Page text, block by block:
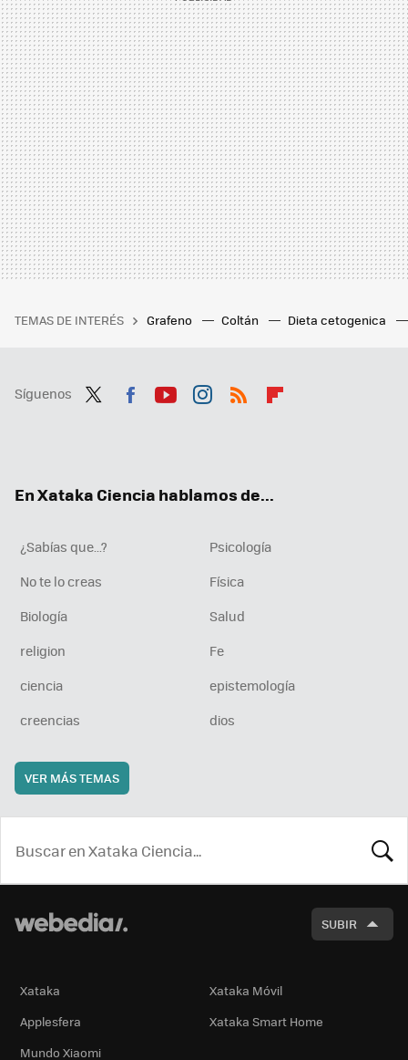
TEMAS DE INTERÉS Grafeno Coltán Dieta cetogenica
Síguenos
En Xataka Ciencia hablamos de...
¿Sabías que...?
Psicología
No te lo creas
Física
Biología
Salud
religion
Fe
ciencia
epistemología
creencias
dios
VER MÁS TEMAS
SUBIR
Xataka
Xataka Móvil
Applesfera
Xataka Smart Home
Mundo Xiaomi